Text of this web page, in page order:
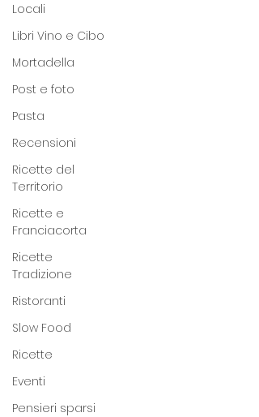
Locali
Libri Vino e Cibo
Mortadella
Post e foto
Pasta
Recensioni
Ricette del
Territorio
Ricette e
Franciacorta
Ricette
Tradizione
Ristoranti
Slow Food
Ricette
Eventi
Pensieri sparsi